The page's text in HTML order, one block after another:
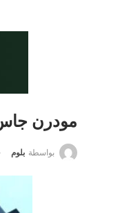
مودرن جاس تحقق 209 ملايين جنيه
بواسطة بلوم